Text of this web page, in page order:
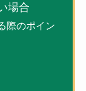
場合
際のポイン